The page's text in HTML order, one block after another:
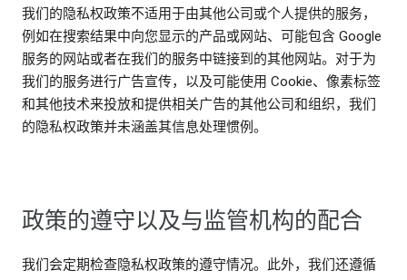
我们的隐私权政策不适用于由其他公司或个人提供的服务，
例如在搜索结果中向您显示的产品或网站、可能包含 Google
服务的网站或者在我们的服务中链接到的其他网站。对于为
我们的服务进行广告宣传，以及可能使用 Cookie、像素标签
和其他技术来投放和提供相关广告的其他公司和组织，我们
的隐私权政策并未涵盖其信息处理惯例。
政策的遵守以及与监管机构的配合
我们会定期检查隐私权政策的遵守情况。此外，我们还遵循